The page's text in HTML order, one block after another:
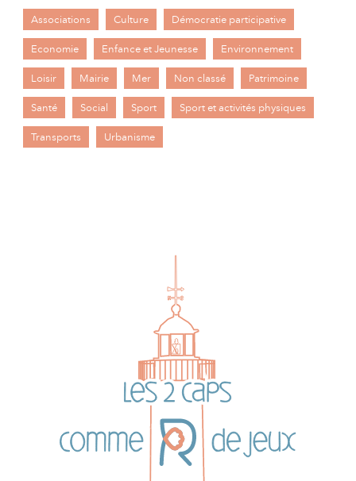
Associations Culture Démocratie participative
Economie Enfance et Jeunesse Environnement
Loisir Mairie Mer Non classé Patrimoine
Santé Social Sport Sport et activités physiques
Transports Urbanisme